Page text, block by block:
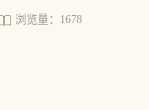
浏览量：1678